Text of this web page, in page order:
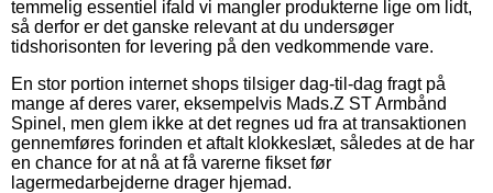
temmelig essentiel ifald vi mangler produkterne lige om lidt,
så derfor er det ganske relevant at du undersøger
tidshorisonten for levering på den vedkommende vare.
En stor portion internet shops tilsiger dag-til-dag fragt på
mange af deres varer, eksempelvis Mads.Z ST Armbånd
Spinel, men glem ikke at det regnes ud fra at transaktionen
gennemføres forinden et aftalt klokkeslæt, således at de har
en chance for at nå at få varerne fikset før
lagermedarbejderne drager hjemad.